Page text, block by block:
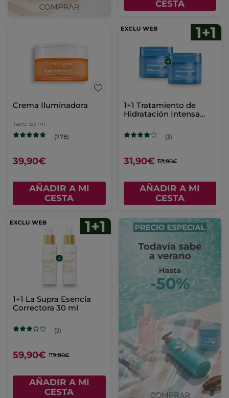
CESTA
Crema Iluminadora
Tarro 50 ml
(778)
39,90€
AÑADIR A MI
CESTA
1+1 Tratamiento de
Hidratación Intensa
ml
(3)
31,90€ 63,80€
AÑADIR A MI
CESTA
1+1 La Supra Esencia
Correctora 30 ml
(2)
59,90€ 119,80€
AÑADIR A MI
CESTA